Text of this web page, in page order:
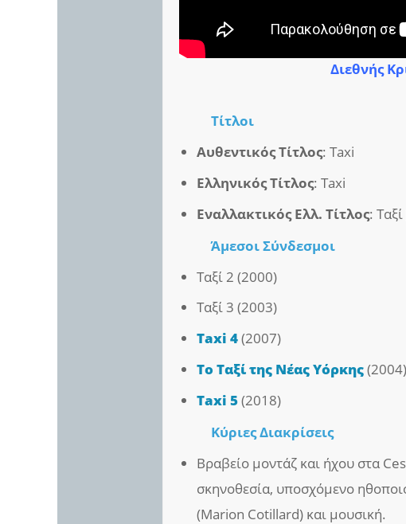
Διεθνής
Τίτλοι
Αυθεντικός Τίτλος: Taxi
Ελληνικός Τίτλος: Taxi
Εναλλακτικός Ελλ. Τίτλος:
ΆμεσοιΣύνδεσμοι
Ταξί 2 (2000)
Ταξί 3 (2003)
Taxi 4(2007)
Το Ταξί της Νέας Υόρκης(2004)
Taxi 5(2018)
Κύριες Διακρίσεις
Βραβείο μοντάζ και ήχου στα
σκηνοθεσία, υποσχόμενο
(Marion Cotillard) και μουσική.